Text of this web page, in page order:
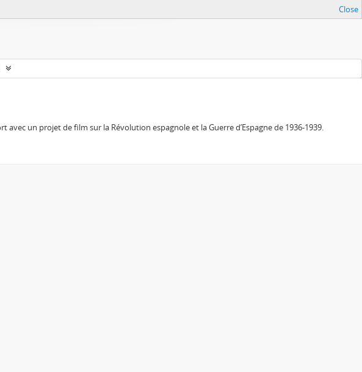
Close
un projet de film sur la Révolution espagnole et la Guerre d’Espagne de 1936-1939.